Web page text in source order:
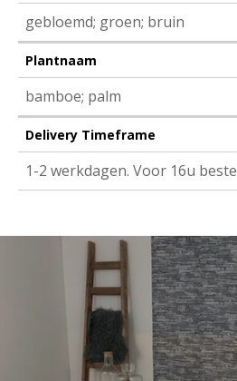
gebloemd; groen; bruin
Plantnaam
bamboe; palm
Delivery Timeframe
1-2 werkdagen. Voor 16u